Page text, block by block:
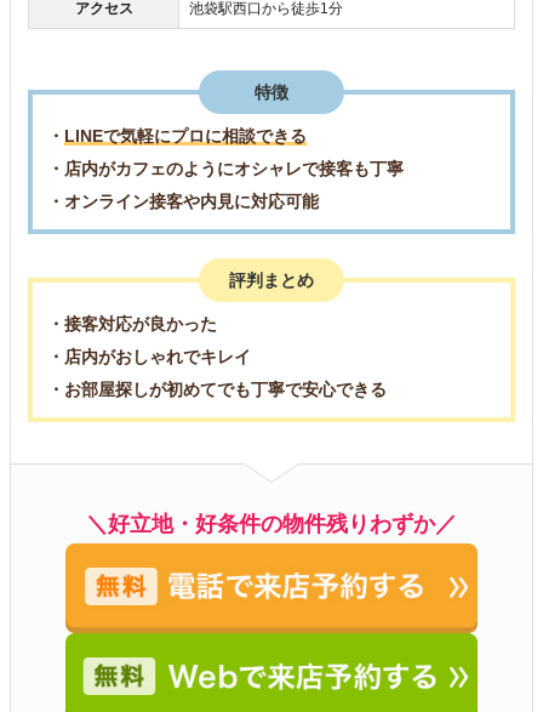
アクセス 池袋駅西口から徒歩1分
特徴
・ LINEで気軽にプロに相談できる
・店内がカフェのようにオシャレで接客も丁寧
・オンライン接客や内見に対応可能
評判まとめ
・接客対応が良かった
・店内がおしゃれでキレイ
・お部屋探しが初めてでも丁寧で安心できる
＼好立地・好条件の物件残りわずか／